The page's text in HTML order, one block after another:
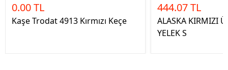
0.00 TL
Kaşe Trodat 4913 Kırmızı Keçe
444.07 TL
ALASKA KIRMIZI
YELEK S